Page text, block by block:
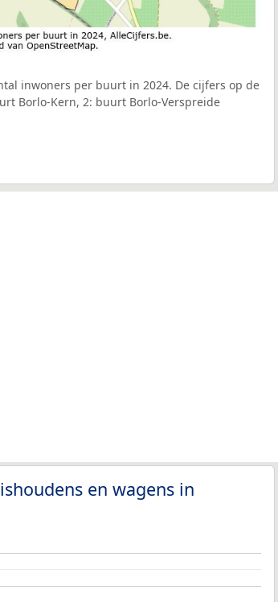
inwoners per buurt in 2024. De cijfers op de
Borlo-Kern, 2: buurt Borlo-Verspreide
en wagens in